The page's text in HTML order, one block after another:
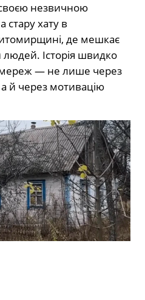
незвичною
хату в
де мешкає
людей. Історія швидко
— не лише через
й через мотивацію